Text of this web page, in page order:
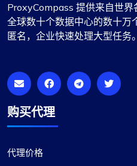
我以前使用 fineproxy.de
务。ProxyCompass 不
ProxyCompass 提供来自世界
全球数十个数据中心的数十万
匿名，企业快速处理大型任务
购买代理
代理价格